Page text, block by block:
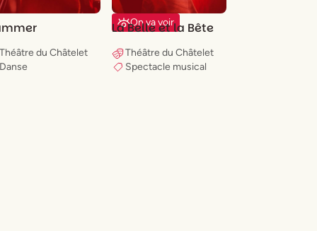
Théâtre du Châtelet
Danse
On va voir
La Belle et la Bête
Théâtre du Châtelet
Spectacle musical